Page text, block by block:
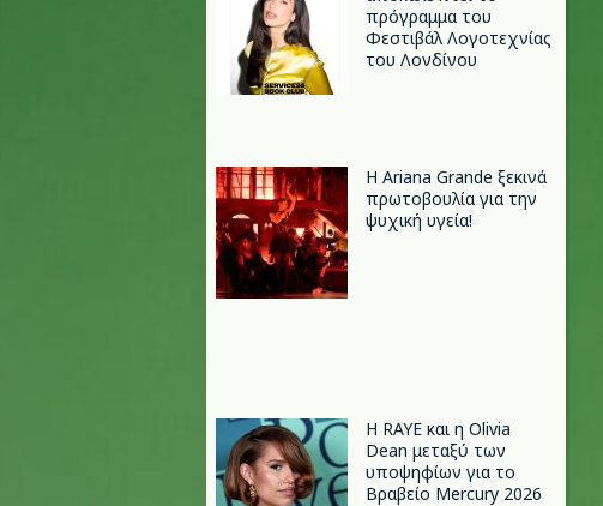
πρόγραμμα του
Φεστιβάλ Λογοτεχνίας
του Λονδίνου
Η Ariana Grande ξεκινά
πρωτοβουλία για την
ψυχική υγεία!
Η RAYE και η Olivia
Dean μεταξύ των
υποψηφίων για το
Βραβείο Mercury 2026